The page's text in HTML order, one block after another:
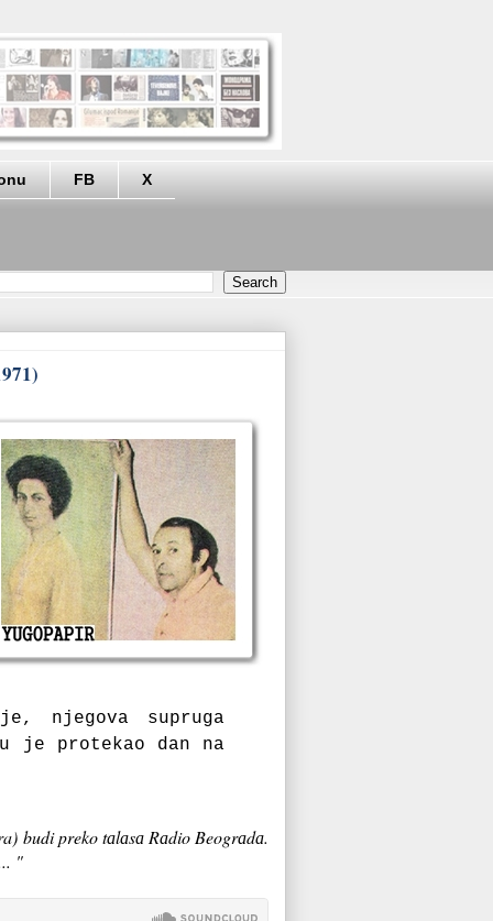
FB X
njegovа suprugа
je protekаo dаn nа
budi preko tаlаsа Rаdio Beogrаdа.
"